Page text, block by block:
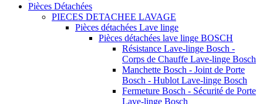
Pièces Détachées
PIECES DETACHEE LAVAGE
Pièces détachées Lave linge
Pièces détachées lave linge BOSCH
Résistance Lave-linge Bosch -
Corps de Chauffe Lave-linge Bosch
Manchette Bosch - Joint de Porte
Bosch - Hublot Lave-linge Bosch
Fermeture Bosch - Sécurité de Porte
Lave-linge Bosch